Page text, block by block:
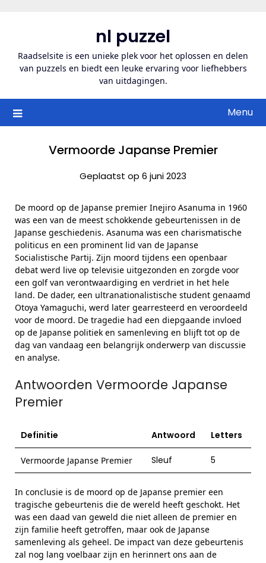
inhoud
nl puzzel
Raadselsite is een unieke plek voor het oplossen en delen
van puzzels en biedt een leuke ervaring voor liefhebbers
van uitdagingen.
Menu
Vermoorde Japanse Premier
Geplaatst op 6 juni 2023
De moord op de Japanse premier Inejiro Asanuma in 1960
was een van de meest schokkende gebeurtenissen in de
Japanse geschiedenis. Asanuma was een charismatische
politicus en een prominent lid van de Japanse
Socialistische Partij. Zijn moord tijdens een openbaar
debat werd live op televisie uitgezonden en zorgde voor
een golf van verontwaardiging en verdriet in het hele
land. De dader, een ultranationalistische student genaamd
Otoya Yamaguchi, werd later gearresteerd en veroordeeld
voor de moord. De tragedie had een diepgaande invloed
op de Japanse politiek en samenleving en blijft tot op de
dag van vandaag een belangrijk onderwerp van discussie
en analyse.
Antwoorden Vermoorde Japanse
Premier
Definitie Antwoord Letters
Vermoorde Japanse Premier Sleuf 5
In conclusie is de moord op de Japanse premier een
tragische gebeurtenis die de wereld heeft geschokt. Het
was een daad van geweld die niet alleen de premier en
zijn familie heeft getroffen, maar ook de Japanse
samenleving als geheel. De impact van deze gebeurtenis
zal nog lang voelbaar zijn en herinnert ons aan de